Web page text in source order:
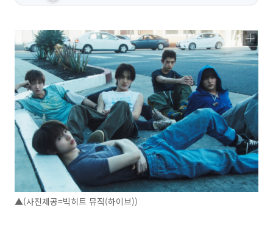
▲(사진제공=빅히트 뮤직(하이브))